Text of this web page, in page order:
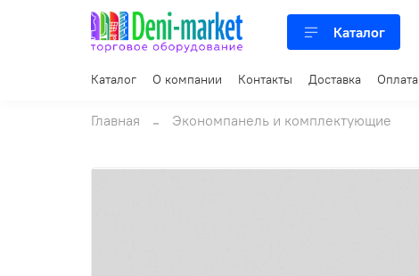
Каталог
Каталог О компании Контакты Доставка Оплата
Главная Экономпанель и комплектующие